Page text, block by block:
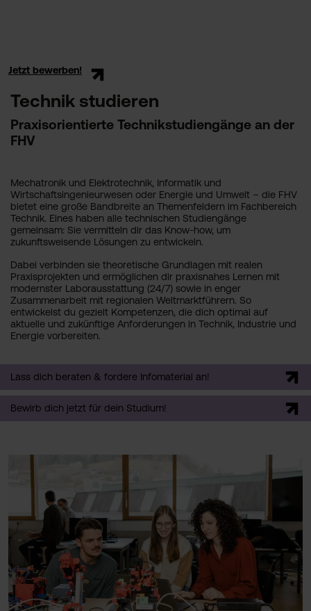
Jetzt bewerben!
Technik studieren
Praxisorientierte Technikstudiengänge an der
FHV
Mechatronik und Elektrotechnik, Informatik und
Wirtschaftsingenieurwesen oder Energie und Umwelt – die FHV
bietet eine große Bandbreite an Themenfeldern im Fachbereich
Technik. Eines haben alle technischen Studiengänge
gemeinsam: Sie vermitteln dir das Know-how, um
zukunftsweisende Lösungen zu entwickeln.
Dabei verbinden sie theoretische Grundlagen mit realen
Praxisprojekten und ermöglichen dir praxisnahes Lernen mit
modernster Laborausstattung (24/7) sowie in enger
Zusammenarbeit mit regionalen Weltmarktführern. So
entwickelst du gezielt Kompetenzen, die dich optimal auf
aktuelle und zukünftige Anforderungen in Technik, Industrie und
Energie vorbereiten.
Lass dich beraten & fordere Infomaterial an!
Bewirb dich jetzt für dein Studium!